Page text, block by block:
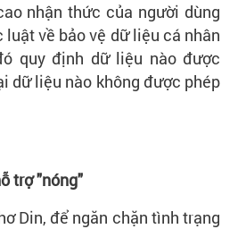
nhận thức của người dùng
luật về bảo vệ dữ liệu cá nhân
quy định dữ liệu nào được
dữ liệu nào không được phép
trợ "nóng"
Din, để ngăn chặn tình trạng